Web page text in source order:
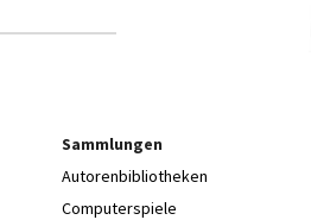
Sammlungen
Autorenbibliotheken
Computerspiele